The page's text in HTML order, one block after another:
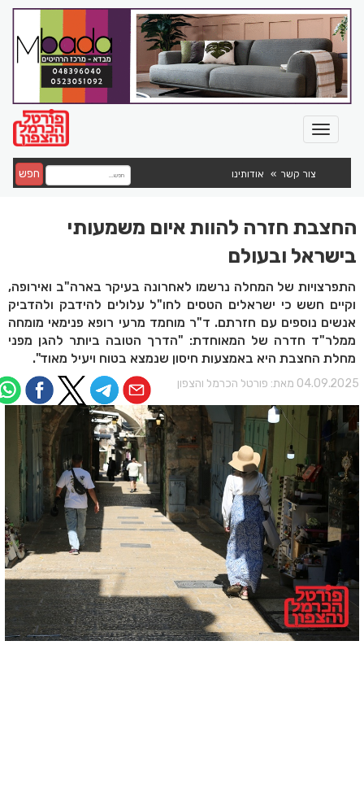
צור קשר אודותינו חפש
החצבת חזרה להוות איום משמעותי
בישראל ובעולם
התפרצויות של המחלה נרשמו לאחרונה בעיקר בארה"ב ואירופה,
וקיים חשש כי ישראלים הטסים לחו"ל עלולים להידבק ולהדביק
אנשים נוספים עם חזרתם. ד"ר מוחמד מרעי רופא פנימאי מומחה
ממלר"ד חדרה של המאוחדת: "הדרך הטובה ביותר להגן מפני
מחלת החצבת היא באמצעות חיסון שנמצא בטוח ויעיל מאוד".
מאת: פורטל הכרמל והצפון